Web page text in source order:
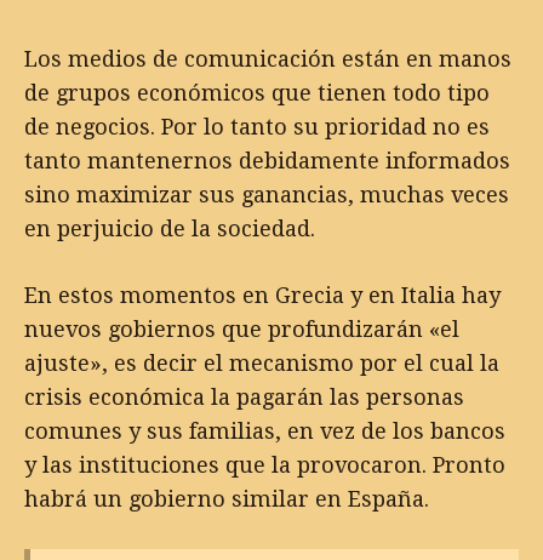
Los medios de comunicación están en manos
de grupos económicos que tienen todo tipo
de negocios. Por lo tanto su prioridad no es
tanto mantenernos debidamente informados
sino maximizar sus ganancias, muchas veces
en perjuicio de la sociedad.
En estos momentos en Grecia y en Italia hay
nuevos gobiernos que profundizarán «el
ajuste», es decir el mecanismo por el cual la
crisis económica la pagarán las personas
comunes y sus familias, en vez de los bancos
y las instituciones que la provocaron. Pronto
habrá un gobierno similar en España.